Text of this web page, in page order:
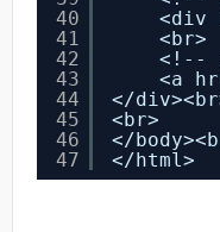
40
41
42
43
44
45
46
47
<div
<br>
<!--
<a
</
<br>
</
</html>